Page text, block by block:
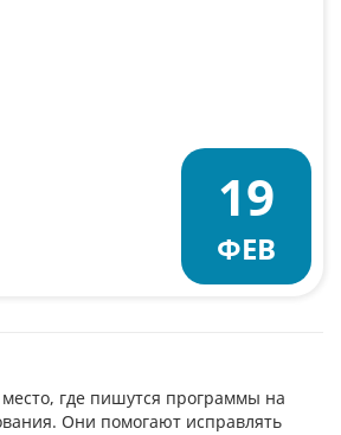
19
ФЕВ
место, где пишутся программы на
Они помогают исправлять